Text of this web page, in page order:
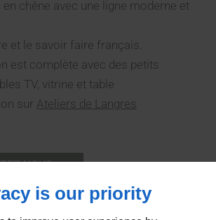
chêne avec une ligne moderne et
et le savoir faire français.
est complète avec des petits
TV, vitrine et table
sur Ateliers de Langres
NOUS
is our priority